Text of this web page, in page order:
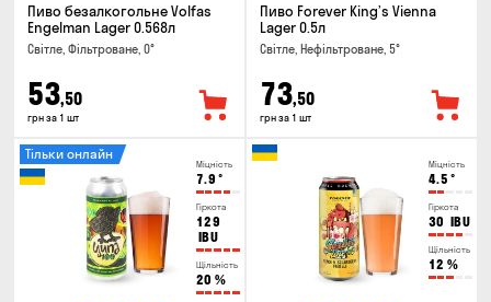
Пиво безалкогольне Volfas
Engelman Lager 0.568л
Світле, Фільтроване, 0°
53,50
грн за 1 шт
Пиво Forever King’s Vienna
Lager 0.5л
Світле, Нефільтроване, 5°
73,50
грн за 1 шт
Міцність
7.9 °
Гіркота
129
IBU
Щільність
20 %
Тільки онлайн
Міцність
4.5 °
Гіркота
30 IBU
Щільність
12 %